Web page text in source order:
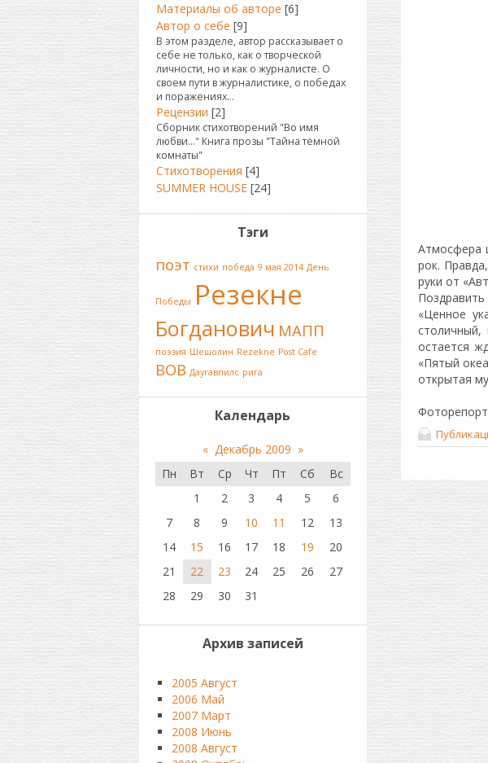
Атмосфера
рок.
руки от
«Ценное
остается
«Пятый
открытая
Материалы об авторе [6]
Автор о себе [9]
В этом разделе, автор рассказывает о
себе не только, как о творческой
личности, но и как о журналисте. О
своем пути в журналистике, о победах
и поражениях...
Рецензии [2]
Сборник стихотворений "Во имя
любви..." Книга прозы "Тайна тёмной
комнаты"
Стихотворения [4]
SUMMER HOUSE [24]
Тэги
поэт стихи победа 9 мая 2014 День
Победы Резекне
Богданович МАПП
поэзия Шешолин Rezekne Post Cafe
ВОВ Даугавпилс рига
Календарь
« Декабрь 2009 »
Пн
Вт Ср Чт Пт Сб
Вс
1
2 3 4 5
6
7
8 9 10 11 12
13
14
15 16 17 18 19
20
21
22 23 24 25 26
27
28
29 30 31
Архив записей
2005 Август
2006 Май
2007 Март
2008 Июнь
2008 Август